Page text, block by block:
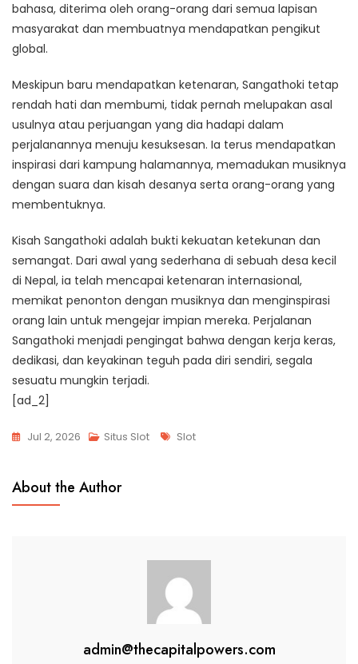
bahasa, diterima oleh orang-orang dari semua lapisan
masyarakat dan membuatnya mendapatkan pengikut
global.
Meskipun baru mendapatkan ketenaran, Sangathoki tetap
rendah hati dan membumi, tidak pernah melupakan asal
usulnya atau perjuangan yang dia hadapi dalam
perjalanannya menuju kesuksesan. Ia terus mendapatkan
inspirasi dari kampung halamannya, memadukan musiknya
dengan suara dan kisah desanya serta orang-orang yang
membentuknya.
Kisah Sangathoki adalah bukti kekuatan ketekunan dan
semangat. Dari awal yang sederhana di sebuah desa kecil
di Nepal, ia telah mencapai ketenaran internasional,
memikat penonton dengan musiknya dan menginspirasi
orang lain untuk mengejar impian mereka. Perjalanan
Sangathoki menjadi pengingat bahwa dengan kerja keras,
dedikasi, dan keyakinan teguh pada diri sendiri, segala
sesuatu mungkin terjadi.
[ad_2]
Jul 2, 2026 Situs Slot Tags
Slot
About the Author
admin@thecapitalpowers.com